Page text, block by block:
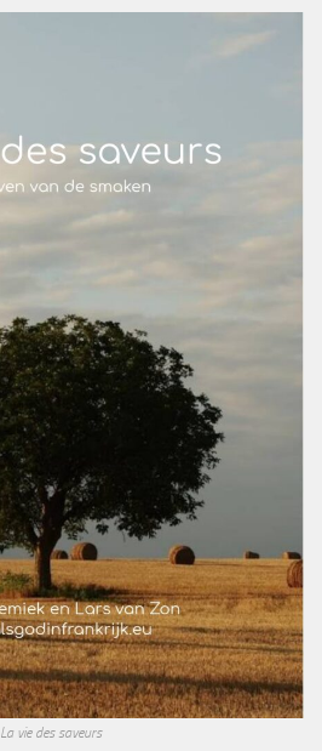
La vie des saveurs